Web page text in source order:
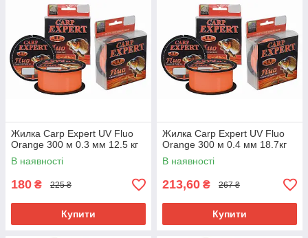
Жилка Carp Expert UV Fluo
Orange 300 м 0.3 мм 12.5 кг
В наявності
180 ₴ 225 ₴
Купити
Жилка Carp Expert UV Fluo
Orange 300 м 0.4 мм 18.7кг
В наявності
213,60 ₴ 267 ₴
Купити